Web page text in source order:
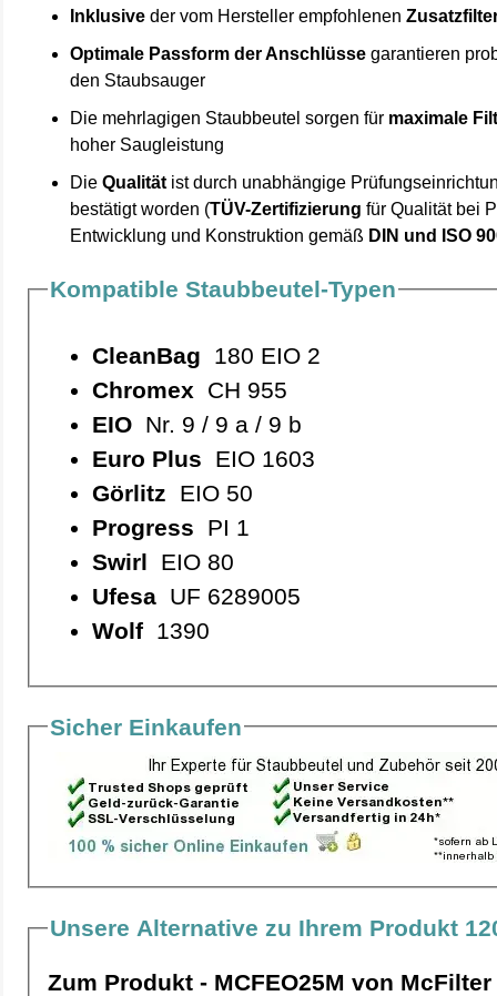
Inklusive der vom Hersteller empfohlenen
Optimale Passform der Anschlüsse garantieren
den Staubsauger
Die mehrlagigen Staubbeutel sorgen für maximale
hoher Saugleistung
DieQualität ist durch unabhängige
bestätigt worden (TÜV-Zertifizierung für Qualität bei
Entwicklung und Konstruktion gemäß DIN und ISO
Kompatible Staubbeutel-Typen
CleanBag 180 EIO 2
Chromex CH 955
EIONr. 9 / 9 a / 9 b
Euro Plus EIO 1603
Görlitz EIO 50
Progress PI 1
Swirl EIO 80
Ufesa UF 6289005
Wolf1390
Sicher Einkaufen
Unsere Alternative zu Ihrem Produkt
Zum Produkt - MCFEO25M von McFilter